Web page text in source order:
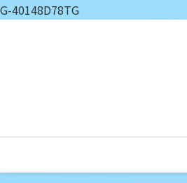
G-40148D78TG